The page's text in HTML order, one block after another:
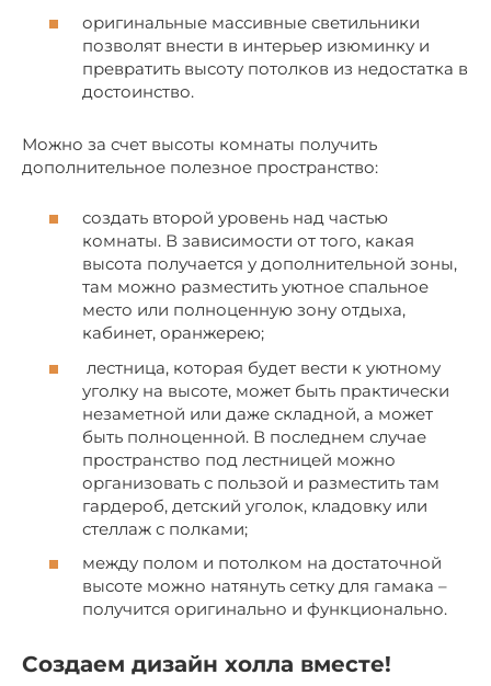
оригинальные массивные светильники
позволят внести в интерьер изюминку и
превратить высоту потолков из недостатка в
достоинство.
Можно за счет высоты комнаты получить
дополнительное полезное пространство:
создать второй уровень над частью
комнаты. В зависимости от того, какая
высота получается у дополнительной зоны,
там можно разместить уютное спальное
место или полноценную зону отдыха,
кабинет, оранжерею;
лестница, которая будет вести к уютному
уголку на высоте, может быть практически
незаметной или даже складной, а может
быть полноценной. В последнем случае
пространство под лестницей можно
организовать с пользой и разместить там
гардероб, детский уголок, кладовку или
стеллаж с полками;
между полом и потолком на достаточной
высоте можно натянуть сетку для гамака –
получится оригинально и функционально.
Создаем дизайн холла вместе!